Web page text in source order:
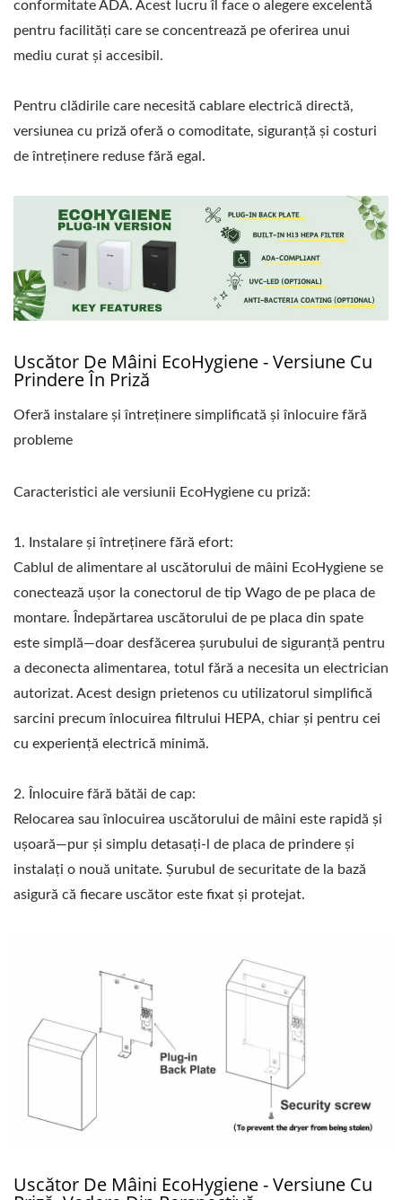
conformitate ADA. Acest lucru îl face o alegere excelentă
pentru facilități care se concentrează pe oferirea unui
mediu curat și accesibil.
Pentru clădirile care necesită cablare electrică directă,
versiunea cu priză oferă o comoditate, siguranță și costuri
de întreținere reduse fără egal.
Uscător De Mâini EcoHygiene - Versiune Cu
Prindere În Priză
Oferă instalare și întreținere simplificată și înlocuire fără
probleme
Caracteristici ale versiunii EcoHygiene cu priză:
1. Instalare și întreținere fără efort:
Cablul de alimentare al uscătorului de mâini EcoHygiene se
conectează ușor la conectorul de tip Wago de pe placa de
montare. Îndepărtarea uscătorului de pe placa din spate
este simplă—doar desfăcerea șurubului de siguranță pentru
a deconecta alimentarea, totul fără a necesita un electrician
autorizat. Acest design prietenos cu utilizatorul simplifică
sarcini precum înlocuirea filtrului HEPA, chiar și pentru cei
cu experiență electrică minimă.
2. Înlocuire fără bătăi de cap:
Relocarea sau înlocuirea uscătorului de mâini este rapidă și
ușoară—pur și simplu detasați-l de placa de prindere și
instalați o nouă unitate. Șurubul de securitate de la bază
asigură că fiecare uscător este fixat și protejat.
Uscător De Mâini EcoHygiene - Versiune Cu